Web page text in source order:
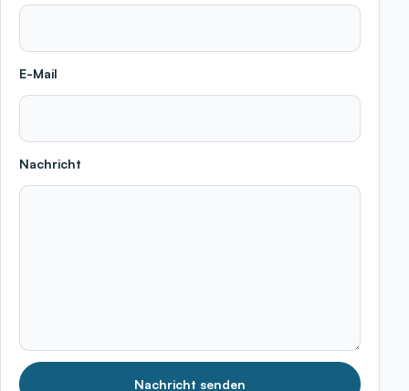
E-Mail
Nachricht
Nachricht senden